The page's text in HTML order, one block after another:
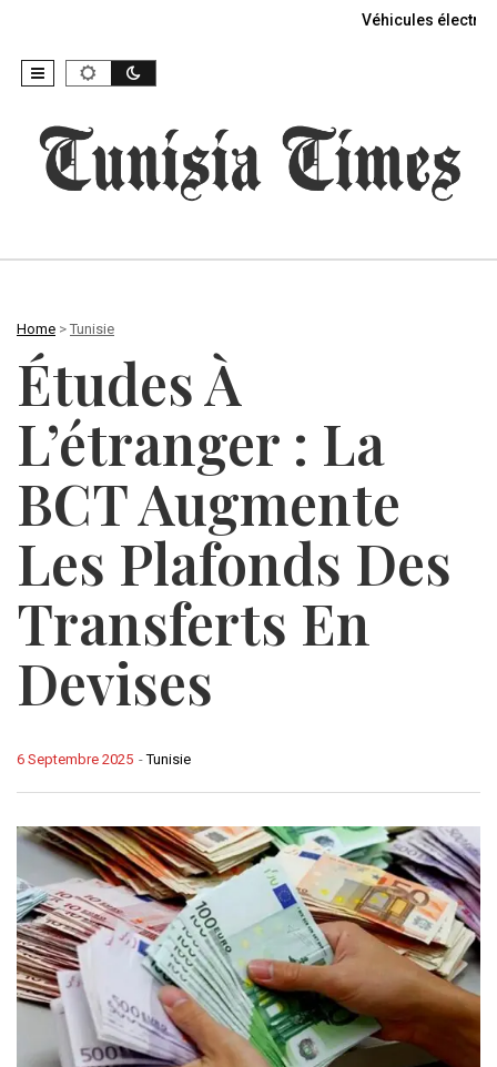
Véhicules
Home > Tunisie
Études À
L’étranger : La
BCT Augmente
Les Plafonds Des
Transferts En
Devises
-Tunisie
6 Septembre 2025